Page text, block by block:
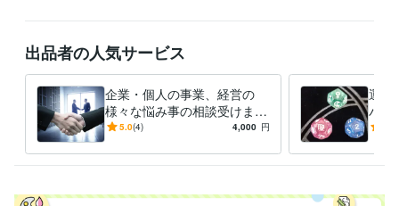
得意分野
学習指導・資格・キャリア相談
仕事・人生の悩み
占い タロット占い
仕事、恋愛、金運
学歴
名古屋工業大学 1981年3月 ~ 1985年2月
出品者の人気サービス
企業・個人の事業、経営の
様々な悩み事の相談受けます
コンサルタントとしてあなた
受けます
5.0(4) 4,000 円
運気
バイ
るた